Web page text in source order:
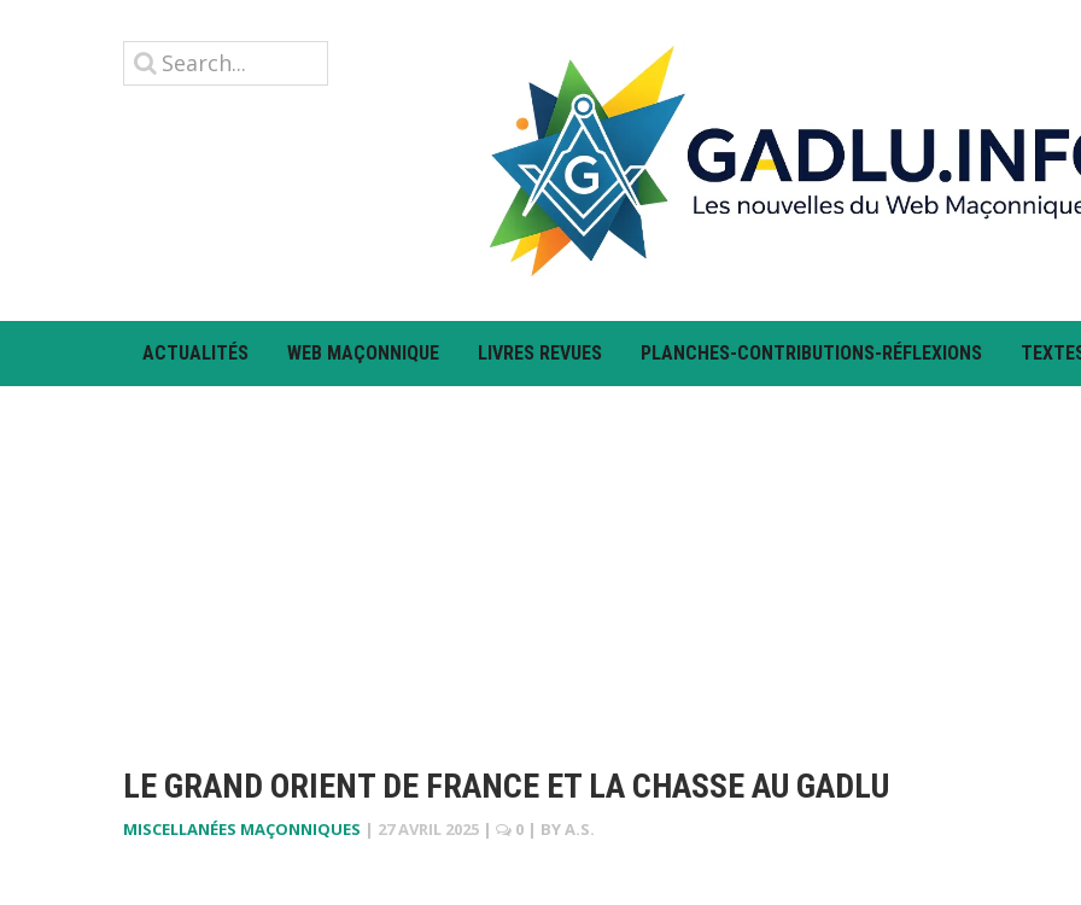
ACTUALITÉS WEB MAÇONNIQUE LIVRES REVUES PLANCHES-CONTRIBUTIONS-RÉFLEXIONS
LE GRAND ORIENT DE FRANCE ET LA CHASSE AU GADLU
MISCELLANÉES MAÇONNIQUES | 27 AVRIL 2025 | 0 | BYA.S.